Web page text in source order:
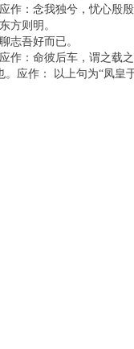
作：念我独兮，忧心殷
方则明。
志吾好而已。
作：命彼后车，谓之载
。应作： 以上句为“凤皇